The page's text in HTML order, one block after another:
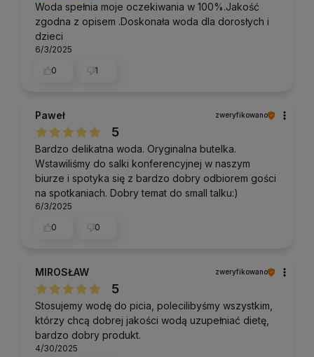
Woda spełnia moje oczekiwania w 100%.Jakość
zgodna z opisem .Doskonała woda dla dorosłych i
dzieci
6/3/2025
0
1
Paweł zweryfikowano
5
Bardzo delikatna woda. Oryginalna butelka.
Wstawiliśmy do salki konferencyjnej w naszym
biurze i spotyka się z bardzo dobry odbiorem gości
na spotkaniach. Dobry temat do small talku:)
6/3/2025
0
0
MIROSŁAW zweryfikowano
5
Stosujemy wodę do picia, polecilibyśmy wszystkim,
którzy chcą dobrej jakości wodą uzupełniać dietę,
bardzo dobry produkt.
4/30/2025